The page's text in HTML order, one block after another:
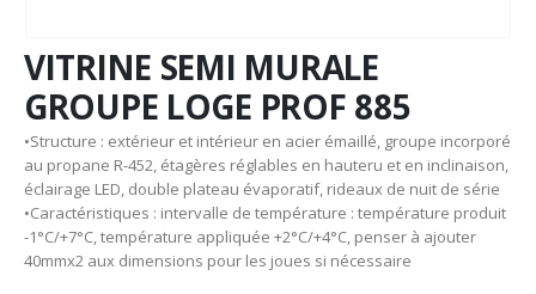
VITRINE SEMI MURALE
GROUPE LOGE PROF 885
•Structure : extérieur et intérieur en acier émaillé, groupe incorporé
au propane R-452, étagères réglables en hauteru et en inclinaison,
éclairage LED, double plateau évaporatif, rideaux de nuit de série
•Caractéristiques : intervalle de température : température produit
-1°C/+7°C, température appliquée +2°C/+4°C, penser à ajouter
40mmx2 aux dimensions pour les joues si nécessaire